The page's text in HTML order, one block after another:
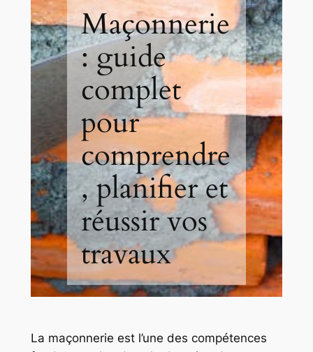
Maçonnerie
: guide
complet
pour
comprendre
, planifier et
réussir vos
travaux
La maçonnerie est l’une des compétences